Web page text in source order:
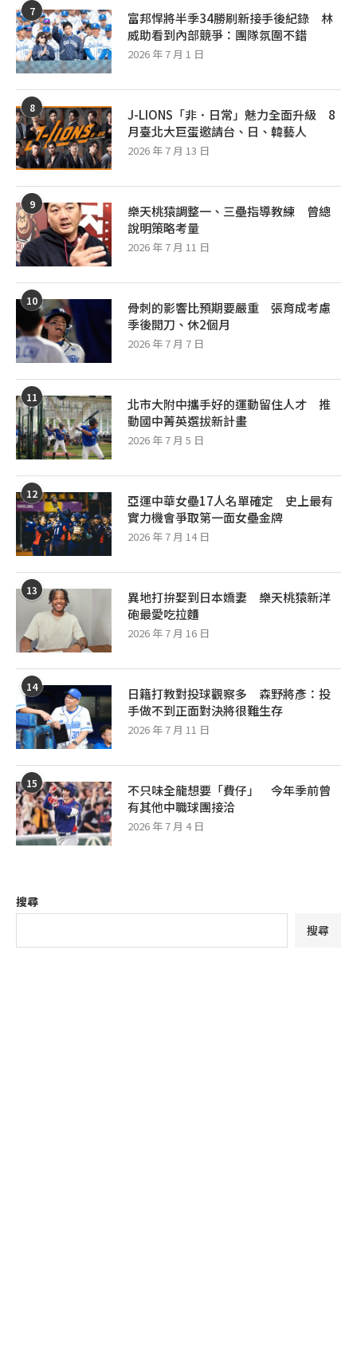
7
富邦悍將半季34勝刷新接手後紀錄 林
威助看到內部競爭：團隊氛圍不錯
2026 年 7 月 1 日
8
J-LIONS「非．日常」魅力全面升級 8
月臺北大巨蛋邀請台、日、韓藝人
2026 年 7 月 13 日
9
樂天桃猿調整一、三壘指導教練 曾總
說明策略考量
2026 年 7 月 11 日
10
骨刺的影響比預期要嚴重 張育成考慮
季後開刀、休2個月
2026 年 7 月 7 日
11
北市大附中攜手好的運動留住人才 推
動國中菁英選拔新計畫
2026 年 7 月 5 日
12
亞運中華女壘17人名單確定 史上最有
實力機會爭取第一面女壘金牌
2026 年 7 月 14 日
13
異地打拚娶到日本嬌妻 樂天桃猿新洋
砲最愛吃拉麵
2026 年 7 月 16 日
14
日籍打教對投球觀察多 森野將彥：投
手做不到正面對決將很難生存
2026 年 7 月 11 日
15
不只味全龍想要「費仔」 今年季前曾
有其他中職球團接洽
2026 年 7 月 4 日
搜尋
搜尋